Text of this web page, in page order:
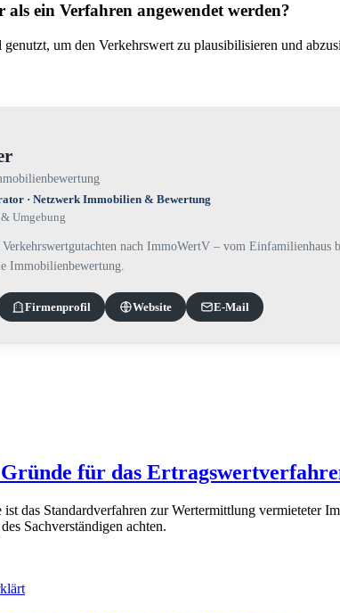
ein Verfahren angewendet werden?
um den Verkehrswert zu plausibilisieren und
· Netzwerk Immobilien & Bewertung
Umgebung
nach ImmoWertV – vom
Immobilienbewertung.
Firmenprofil Website E-Mail
für das
das Standardverfahren zur Wertermittlung vermieteter
Sachverständigen achten.